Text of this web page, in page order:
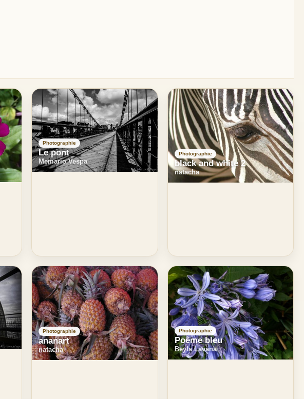
Photographie
Le pont
Memario Vespa
Photographie
black and white 2
natacha
Photographie
ananart
natacha
Photographie
Poème bleu
Beyla Lavana